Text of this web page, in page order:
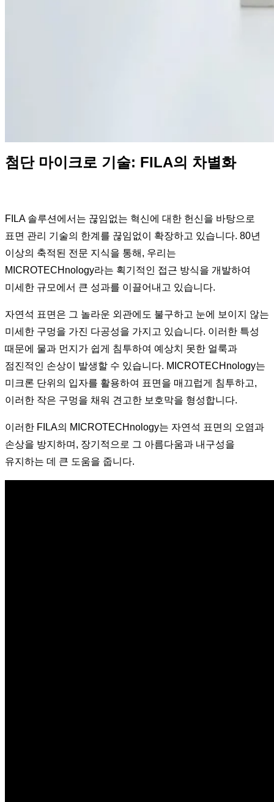
첨단 마이크로 기술: FILA의 차별화
FILA 솔루션에서는 끊임없는 혁신에 대한 헌신을 바탕으로
표면 관리 기술의 한계를 끊임없이 확장하고 있습니다. 80년
이상의 축적된 전문 지식을 통해, 우리는
MICROTECHnology라는 획기적인 접근 방식을 개발하여
미세한 규모에서 큰 성과를 이끌어내고 있습니다.
자연석 표면은 그 놀라운 외관에도 불구하고 눈에 보이지 않는
미세한 구멍을 가진 다공성을 가지고 있습니다. 이러한 특성
때문에 물과 먼지가 쉽게 침투하여 예상치 못한 얼룩과
점진적인 손상이 발생할 수 있습니다. MICROTECHnology는
미크론 단위의 입자를 활용하여 표면을 매끄럽게 침투하고,
이러한 작은 구멍을 채워 견고한 보호막을 형성합니다.
이러한 FILA의 MICROTECHnology는 자연석 표면의 오염과
손상을 방지하며, 장기적으로 그 아름다움과 내구성을
유지하는 데 큰 도움을 줍니다.